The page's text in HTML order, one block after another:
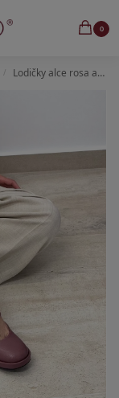
0
Lodičky alce rosa antico